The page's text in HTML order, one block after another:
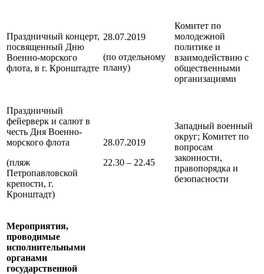
Праздничный концерт,
посвященный Дню
Военно-морского
флота, в г. Кронштадте
28.07.2019
(по отдельному
плану)
Комитет по
молодежной
политике и
взаимодействию с
общественными
организациями
Праздничный
фейерверк и салют в
честь Дня Военно-
морского флота
(пляж
Петропавловской
крепости, г.
Кронштадт)
28.07.2019
22.30 – 22.45
Западный военный
округ; Комитет по
вопросам
законности,
правопорядка и
безопасности
Мероприятия,
проводимые
исполнительными
органами
государственной